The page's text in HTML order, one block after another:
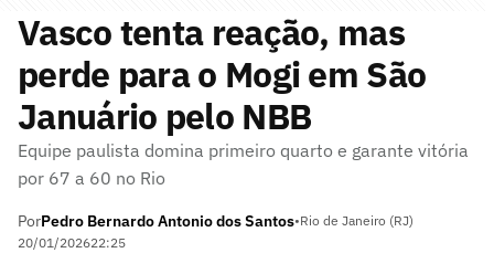
Vasco tenta reação, mas
perde para o Mogi em São
Januário pelo NBB
Equipe paulista domina primeiro quarto e garante vitória
por 67 a 60 no Rio
PorPedro Bernardo Antonio dos Santos•Rio de Janeiro (RJ)
20/01/202622:25